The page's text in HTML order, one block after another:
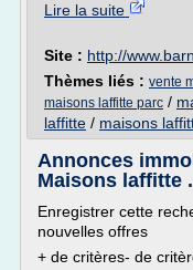
Lire la suite
Site : http://
Thèmes liés : vente
maisons laffitte parc /
laffitte / maisons
Annonces
Maisons laffitte
Enregistrer cette
nouvelles offres
+ de critères- de